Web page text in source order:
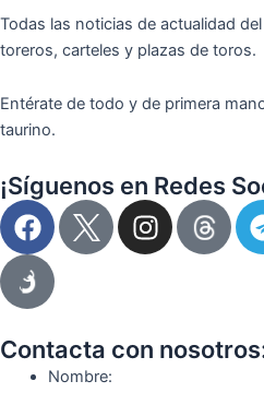
Todas las noticias de actualidad
toreros, carteles y plazas de toros.
Entérate de todo y de primera
taurino.
¡Síguenos en Redes
F
a
c
e
o
o
I
n
g
Contacta con
Nombre: